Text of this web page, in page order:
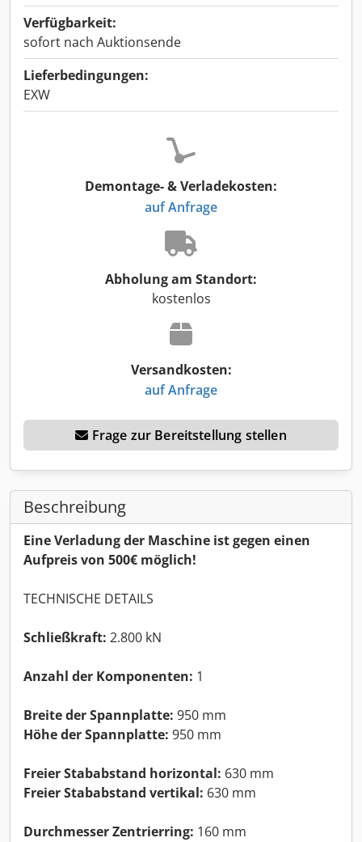
Verfügbarkeit:
sofort nach Auktionsende
Lieferbedingungen:
EXW
Demontage- & Verladekosten:
auf Anfrage
Abholung am Standort:
kostenlos
Versandkosten:
auf Anfrage
Frage zur Bereitstellung stellen
Beschreibung
Eine Verladung der Maschine ist gegen einen
Aufpreis von 500€ möglich!
TECHNISCHE DETAILS
Schließkraft: 2.800 kN
Anzahl der Komponenten: 1
Breite der Spannplatte: 950 mm
Höhe der Spannplatte: 950 mm
Freier Stababstand horizontal: 630 mm
Freier Stababstand vertikal: 630 mm
Durchmesser Zentrierring: 160 mm